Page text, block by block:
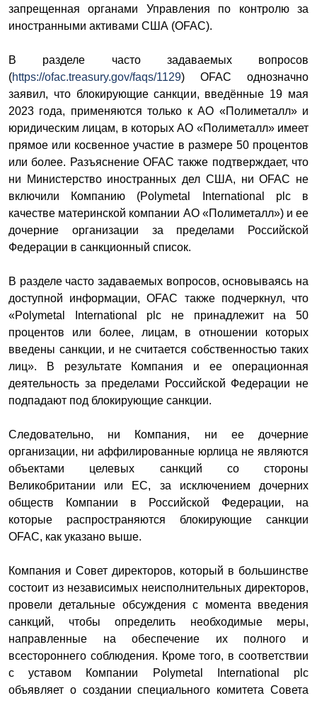
запрещенная органами Управления по контролю за
иностранными активами США (OFAC).
В разделе часто задаваемых вопросов
(https://ofac.treasury.gov/faqs/1129) OFAC однозначно
заявил, что блокирующие санкции, введённые 19 мая
2023 года, применяются только к АО «Полиметалл» и
юридическим лицам, в которых АО «Полиметалл» имеет
прямое или косвенное участие в размере 50 процентов
или более. Разъяснение OFAC также подтверждает, что
ни Министерство иностранных дел США, ни OFAC не
включили Компанию (Polymetal International plc в
качестве материнской компании АО «Полиметалл») и ее
дочерние организации за пределами Российской
Федерации в санкционный список.
В разделе часто задаваемых вопросов, основываясь на
доступной информации, OFAC также подчеркнул, что
«Polymetal International plc не принадлежит на 50
процентов или более, лицам, в отношении которых
введены санкции, и не считается собственностью таких
лиц». В результате Компания и ее операционная
деятельность за пределами Российской Федерации не
подпадают под блокирующие санкции.
Следовательно, ни Компания, ни ее дочерние
организации, ни аффилированные юрлица не являются
объектами целевых санкций со стороны
Великобритании или ЕС, за исключением дочерних
обществ Компании в Российской Федерации, на
которые распространяются блокирующие санкции
OFAC, как указано выше.
Компания и Совет директоров, который в большинстве
состоит из независимых неисполнительных директоров,
провели детальные обсуждения с момента введения
санкций, чтобы определить необходимые меры,
направленные на обеспечение их полного и
всестороннего соблюдения. Кроме того, в соответствии
с уставом Компании Polymetal International plc
объявляет о создании специального комитета Совета